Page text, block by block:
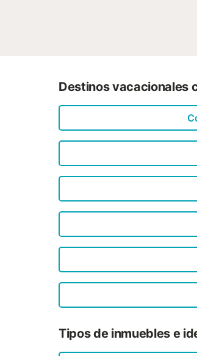
Destinos vacacionales
Tipos de inmuebles e